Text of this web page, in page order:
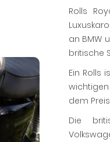
Rolls
an BMW
britische
Ein Rolls
dem
Die